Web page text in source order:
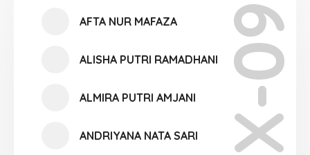
X-09
AFTA NUR MAFAZA
ALISHA PUTRI RAMADHANI
ALMIRA PUTRI AMJANI
ANDRIYANA NATA SARI